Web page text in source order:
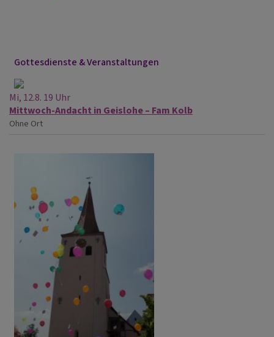
Gottesdienste & Veranstaltungen
Mi, 12.8. 19 Uhr
Mittwoch-Andacht in Geislohe – Fam Kolb
Ohne Ort